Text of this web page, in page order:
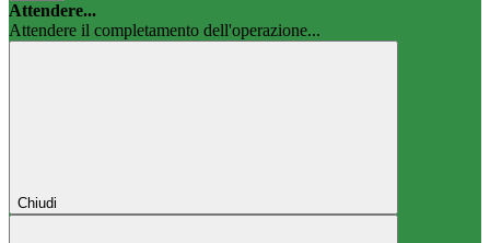
Attendere...
Attendere il completamento dell'operazione...
Chiudi